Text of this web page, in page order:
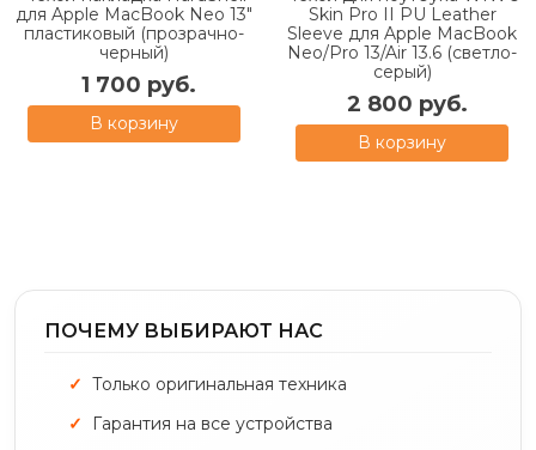
для Apple MacBook Neo 13"
пластиковый (прозрачно-
черный)
1 700 руб.
В корзину
Skin Pro II PU Leather
Sleeve для Apple MacBook
Neo/Pro 13/Air 13.6 (светло-
серый)
2 800 руб.
В корзину
ПОЧЕМУ ВЫБИРАЮТ НАС
Только оригинальная техника
Гарантия на все устройства